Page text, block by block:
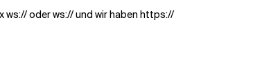
ws:// oder ws:// und wir haben https://